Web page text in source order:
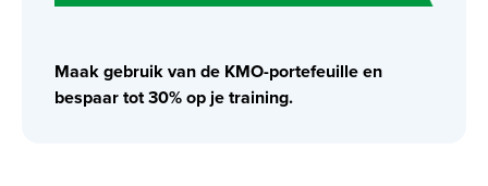
Maak gebruik van de KMO-portefeuille en
bespaar tot 30% op je training.